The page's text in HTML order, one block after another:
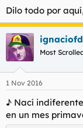
Dilo todo por
Most
1 Nov 2016
♪ Nací indiferente
en un mes